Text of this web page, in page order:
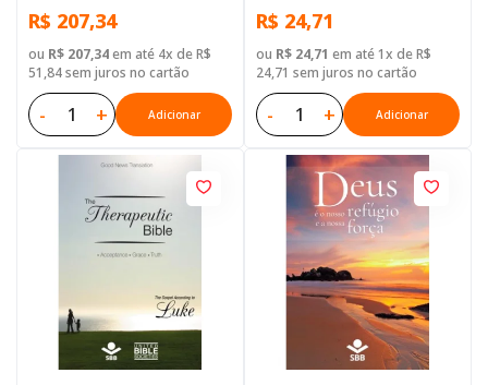
R$ 207,34
ou R$ 207,34em até 4x de R$
51,84 sem juros no cartão
- + Adicionar
R$ 24,71
ou R$ 24,71 em até 1x de R$
24,71 sem juros no cartão
- + Adicionar